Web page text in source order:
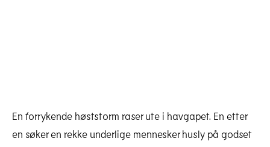
En forrykende høststorm raser ute i havgapet. En etter
en søker en rekke underlige mennesker husly på godset